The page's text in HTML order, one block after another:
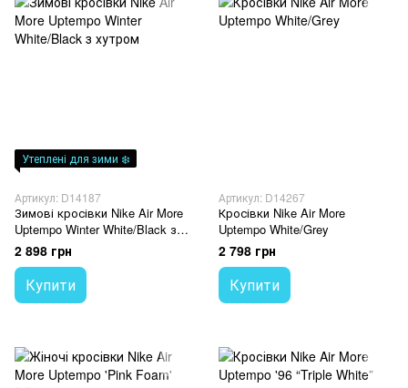
Утеплені для зими ❄️
Артикул: D14187
Зимові кросівки Nike Air More
Uptempo Winter White/Black з
хутром
2 898 грн
Купити
Артикул: D14267
Кросівки Nike Air More
Uptempo White/Grey
2 798 грн
Купити